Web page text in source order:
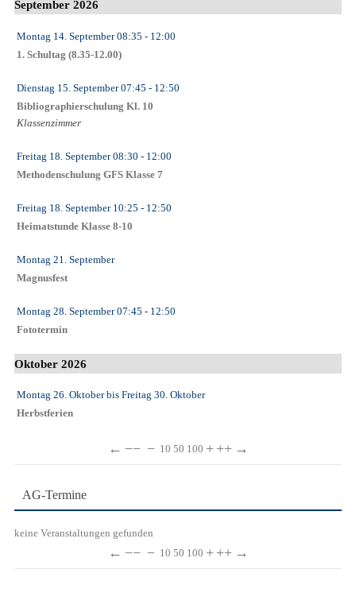
September 2026
Montag 14. September08:35 - 12:00
1. Schultag (8.35-12.00)
Dienstag 15. September07:45 - 12:50
Bibliographierschulung Kl. 10
Klassenzimmer
Freitag 18. September08:30 - 12:00
Methodenschulung GFS Klasse 7
Freitag 18. September10:25 - 12:50
Heimatstunde Klasse 8-10
Montag 21. September
Magnusfest
Montag 28. September07:45 - 12:50
Fototermin
Oktober 2026
Montag 26. Oktoberbis Freitag 30. Oktober
Herbstferien
← −− − 10 50 100 + ++ →
AG-Termine
keine Veranstaltungen gefunden
← −− − 10 50 100 + ++ →